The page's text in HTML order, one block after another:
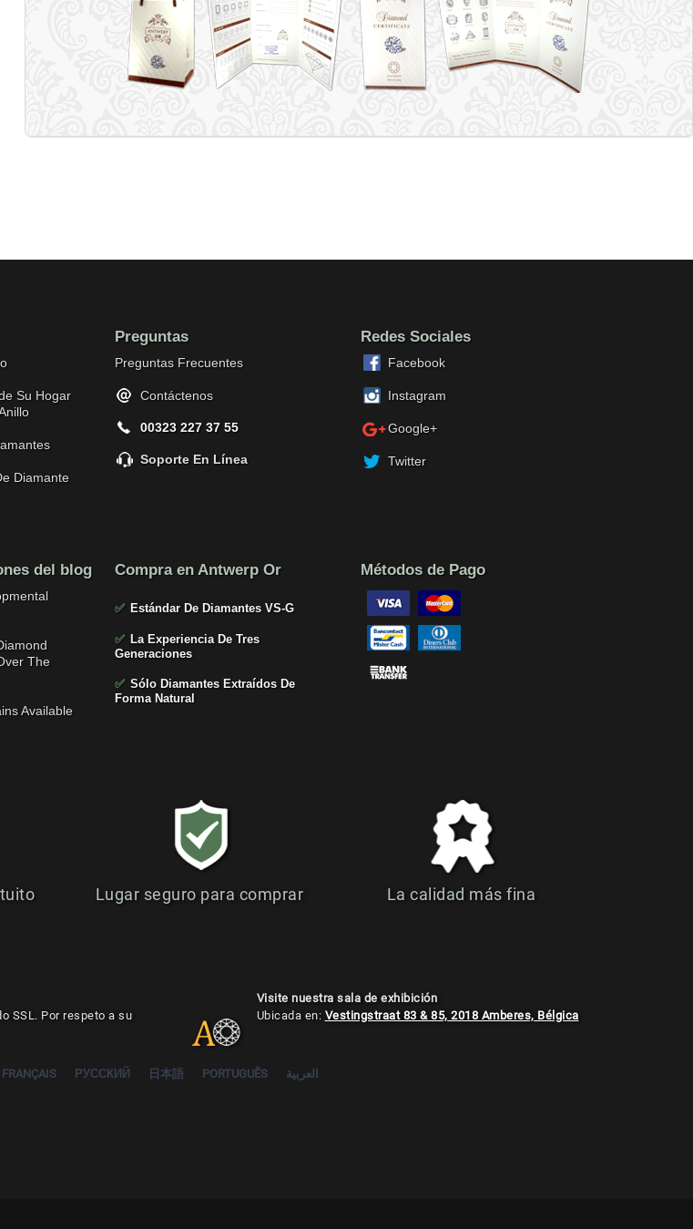
Su Hogar
Diamante
Preguntas
Preguntas Frecuentes
Contáctenos
00323 227 37 55
Soporte En Línea
Redes Sociales
Facebook
Instagram
Google+
Twitter
del blog
The
Available
Compra en Antwerp Or
✅ Estándar De Diamantes VS-G
✅ La Experiencia De Tres
Generaciones
✅ Sólo Diamantes Extraídos De
Forma Natural
Métodos de Pago
Lugar seguro para comprar La calidad más fina
Visite nuestra sala de exhibición
Ubicada en: Vestingstraat 83 & 85, 2018 Amberes, Bélgica
SSL. Por respeto a su
FRANÇAIS РУССКИЙ 日本語 PORTUGUÊS العربية